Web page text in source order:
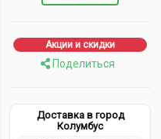
Акции и скидки
Поделиться
Доставка в город
Колумбус